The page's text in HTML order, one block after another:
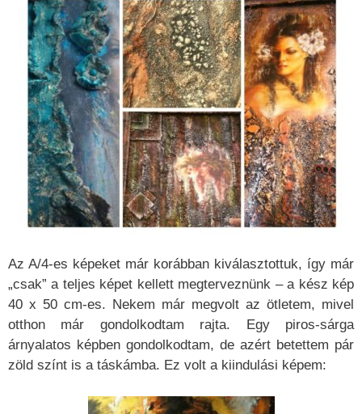
Az A/4-es képeket már korábban kiválasztottuk, így már
„csak” a teljes képet kellett megterveznünk – a kész kép
40 x 50 cm-es. Nekem már megvolt az ötletem, mivel
otthon már gondolkodtam rajta. Egy piros-sárga
árnyalatos képben gondolkodtam, de azért betettem pár
zöld színt is a táskámba. Ez volt a kiindulási képem: